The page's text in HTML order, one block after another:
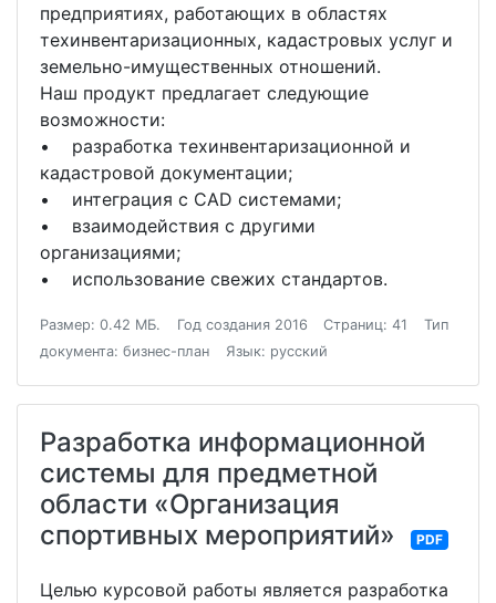
предприятиях, работающих в областях
техинвентаризационных, кадастровых услуг и
земельно-имущественных отношений.
Наш продукт предлагает следующие
возможности:
• разработка техинвентаризационной и
кадастровой документации;
• интеграция с CAD системами;
• взаимодействия с другими
организациями;
• использование свежих стандартов.
Размер: 0.42 МБ. Год создания 2016 Страниц: 41
Тип
документа: бизнес-план
Язык: русский
Разработка информационной
системы для предметной
области «Организация
спортивных мероприятий»
PDF
Целью курсовой работы является разработка